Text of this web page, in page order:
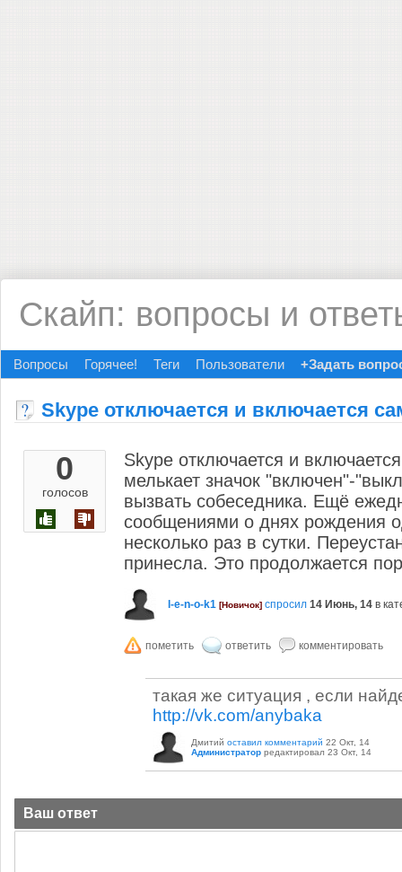
Скайп: вопросы и
Вопросы Горячее! Теги Пользователи +Задать
Skype отключается и включается
0
голосов
Skype отключается и
мелькает значок "включен"-
вызвать собеседника. Ещё
сообщениями о днях рождения
несколько раз в сутки.
принесла. Это продолжается
l-e-n-o-k1 [Новичок] спросил 14 Июнь, 14 в
такая же ситуация , если
http://vk.com/anybaka
Дмитий оставил комментарий 22 Окт, 14
Администратор редактировал 23 Окт, 14
Ваш ответ